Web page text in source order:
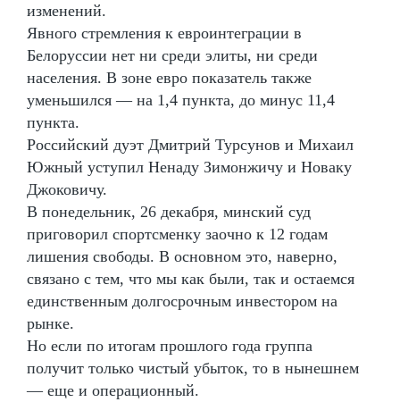
изменений.
Явного стремления к евроинтеграции в
Белоруссии нет ни среди элиты, ни среди
населения. В зоне евро показатель также
уменьшился — на 1,4 пункта, до минус 11,4
пункта.
Российский дуэт Дмитрий Турсунов и Михаил
Южный уступил Ненаду Зимонжичу и Новаку
Джоковичу.
В понедельник, 26 декабря, минский суд
приговорил спортсменку заочно к 12 годам
лишения свободы. В основном это, наверно,
связано с тем, что мы как были, так и остаемся
единственным долгосрочным инвестором на
рынке.
Но если по итогам прошлого года группа
получит только чистый убыток, то в нынешнем
— еще и операционный.